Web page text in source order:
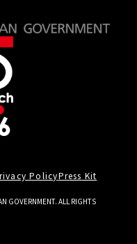
PolicyPress Kit
GOVERNMENT. ALL RIGHTS